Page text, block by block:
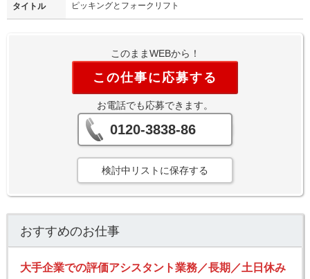
タイトル ピッキングとフォークリフト
このままWEBから！
この仕事に応募する
お電話でも応募できます。
0120-3838-86
検討中リストに保存する
おすすめのお仕事
大手企業での評価アシスタント業務／長期／土日休み